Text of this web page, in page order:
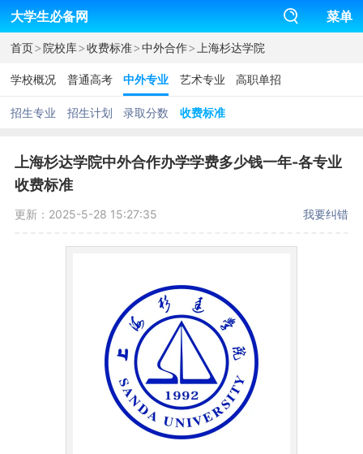
大学生必备网 菜单
首页>院校库>收费标准>中外合作> 上海杉达学院
学校概况 普通高考 中外专业 艺术专业 高职单招
招生专业 招生计划 录取分数 收费标准
上海杉达学院中外合作办学学费多少钱一年-各专业
收费标准
更新：2025-5-28 15:27:35 我要纠错